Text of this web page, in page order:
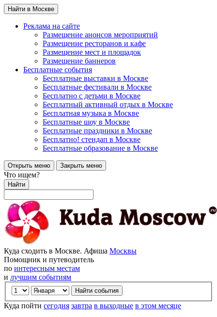
Найти в Москве
Реклама на сайте
Размещение анонсов мероприятий
Размещение ресторанов и кафе
Размещение мест и площадок
Размещение баннеров
Бесплатные события
Бесплатные выставки в Москве
Бесплатные фестивали в Москве
Бесплатно с детьми в Москве
Бесплатный активный отдых в Москве
Бесплатная музыка в Москве
Бесплатные шоу в Москве
Бесплатные праздники в Москве
Бесплатно! стендап в Москве
Бесплатные образование в Москве
Открыть меню Закрыть меню
Что ищем?
Найти
Куда сходить в Москве. Афиша Москвы
Помощник и путеводитель
по интересным местам
и лучшим событиям
Куда пойти сегодня завтра в выходные в этом месяце